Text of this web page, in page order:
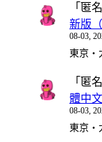
「 匿
新版
08-03,
東京・
「 匿
體中
08-03,
東京・